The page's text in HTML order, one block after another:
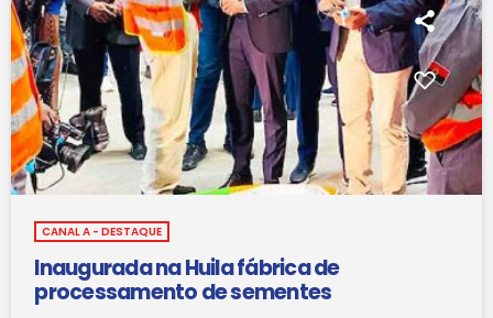
CANAL A - DESTAQUE
Inaugurada na Huila fábrica de
processamento de sementes